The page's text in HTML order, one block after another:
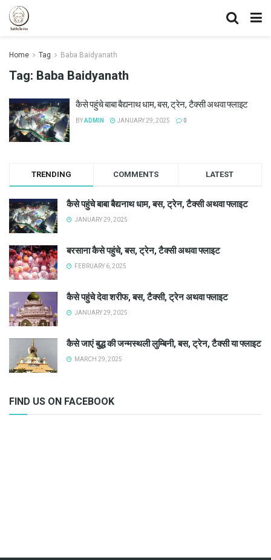
Home Tag Baba Baidyanath
Tag: Baba Baidyanath
कैसे पहुंचे बाबा बैद्यनाथ धाम, बस, ट्रेन, टैक्सी अथवा फ्लाइट
BYADMIN JANUARY 29, 2025 0
TRENDING COMMENTS LATEST
कैसे पहुंचे बाबा बैद्यनाथ धाम, बस, ट्रेन, टैक्सी अथवा फ्लाइट
JANUARY 29, 2025
बरसाना कैसे पहुंचे, बस, ट्रेन, टैक्सी अथवा फ्लाइट
FEBRUARY 6, 2025
कैसे पहुंचे देवा शरीफ, बस, टैक्सी, ट्रेन अथवा फ्लाइट
JANUARY 29, 2025
कैसे जाएं बुद्ध की जन्मस्थली लुम्बिनी, बस, ट्रेन, टैक्सी या फ्लाइट
MARCH 29, 2025
FIND US ON FACEBOOK